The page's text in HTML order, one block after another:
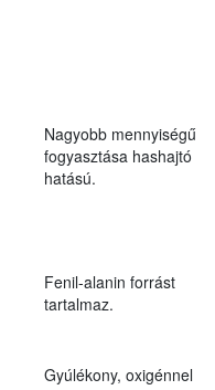
Nagyobb mennyiségű
fogyasztása hashajtó
hatású.
Fenil-alanin forrást
tartalmaz.
Gyúlékony, oxigénnel